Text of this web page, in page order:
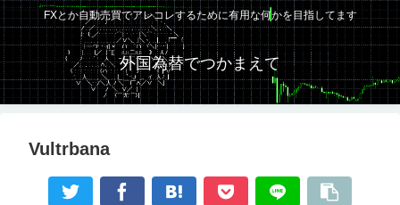
FXとか自動売買でアレコレするために有用な何かを目指してます
外国為替でつかまえて
Vultrbana